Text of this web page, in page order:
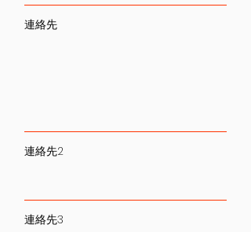
連絡先
連絡先2
連絡先3